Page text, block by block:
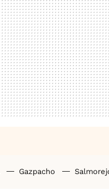
Gazpacho